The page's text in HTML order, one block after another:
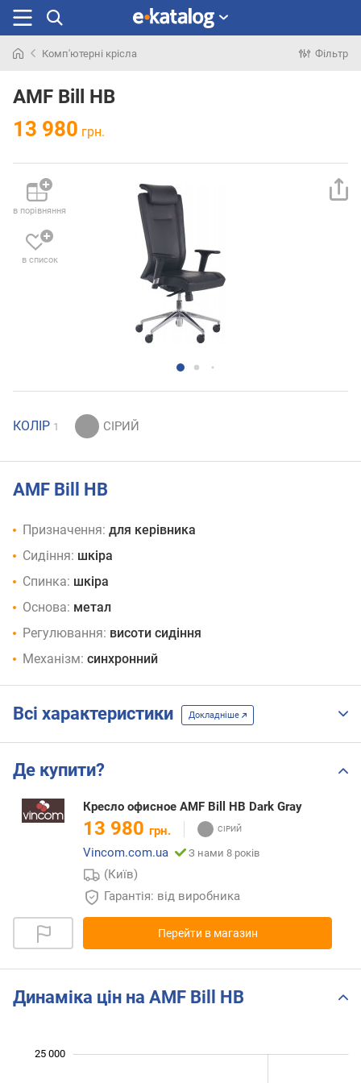
раніше
Комп'ютерні крісла Фільтр
AMF Bill HB
13 980 грн.
в порівняння
в список
КОЛІР 1
AMF Bill HB
Призначення: для керівника
Сидіння: шкіра
Спинка: шкіра
Основа: метал
Регулювання: висоти сидіння
Механізм: синхронний
Всі характеристики Докладніше
Де купити?
Кресло офисное AMF Bill HB Dark Gray
13 980 грн.
Vincom.com.ua
З нами 8 років
(Київ)
Гарантія: від виробника
Перейти в магазин
Динаміка цін на AMF Bill HB
25 000